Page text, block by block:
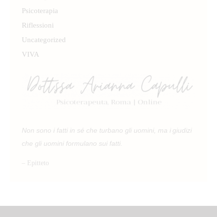
Psicoterapia
Riflessioni
Uncategorized
VIVA
Non sono i fatti in sé che turbano gli uomini, ma i giudizi
che gli uomini formulano sui fatti.
– Epitteto